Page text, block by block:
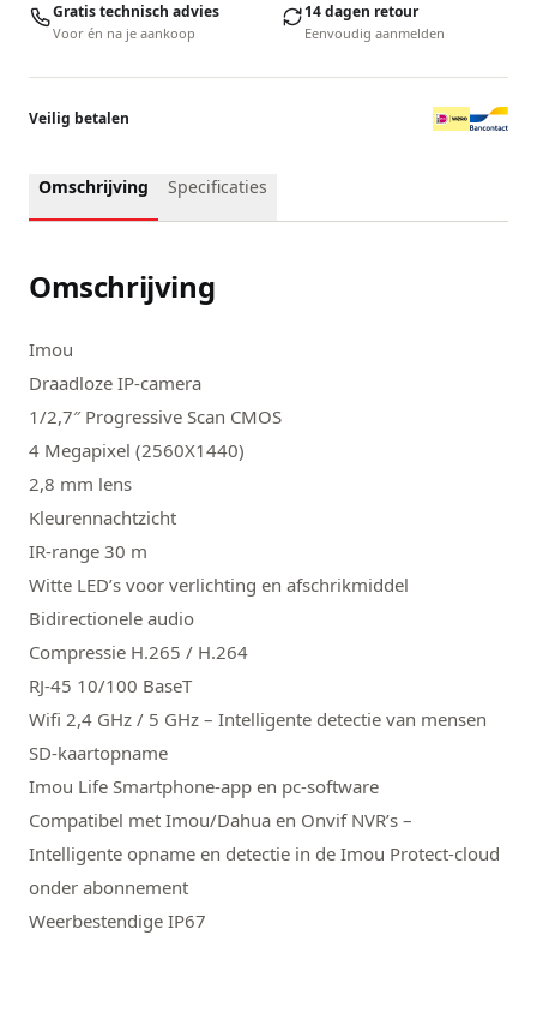
Gratis technisch advies
Voor én na je aankoop
14 dagen retour
Eenvoudig aanmelden
Veilig betalen
Omschrijving Specificaties
Omschrijving
Imou
Draadloze IP-camera
1/2,7″ Progressive Scan CMOS
4 Megapixel (2560X1440)
2,8 mm lens
Kleurennachtzicht
IR-range 30 m
Witte LED’s voor verlichting en afschrikmiddel
Bidirectionele audio
Compressie H.265 / H.264
RJ-45 10/100 BaseT
Wifi 2,4 GHz / 5 GHz – Intelligente detectie van mensen
SD-kaartopname
Imou Life Smartphone-app en pc-software
Compatibel met Imou/Dahua en Onvif NVR’s –
Intelligente opname en detectie in de Imou Protect-cloud
onder abonnement
Weerbestendige IP67